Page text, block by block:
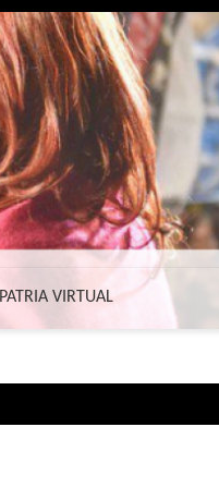
PATRIA VIRTUAL